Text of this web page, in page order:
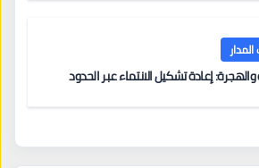
إعادة تشكيل الانتماء عبر الحدود